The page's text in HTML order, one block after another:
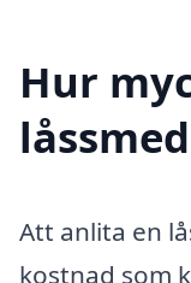
Hur
Att anlita en
kostnad som